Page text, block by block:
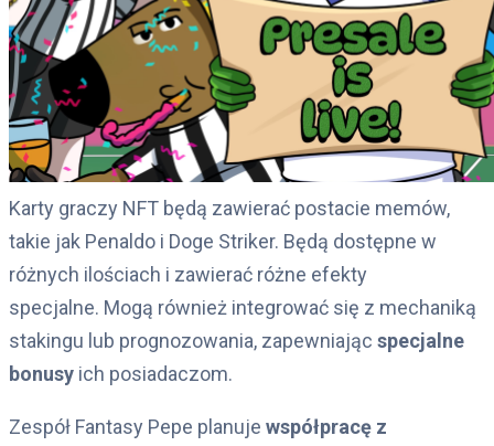
Karty graczy NFT będą zawierać postacie memów,
takie jak Penaldo i Doge Striker. Będą dostępne w
różnych ilościach i zawierać różne efekty
specjalne. Mogą również integrować się z mechaniką
stakingu lub prognozowania, zapewniając specjalne
bonusy ich posiadaczom.
Zespół Fantasy Pepe planuje współpracę z